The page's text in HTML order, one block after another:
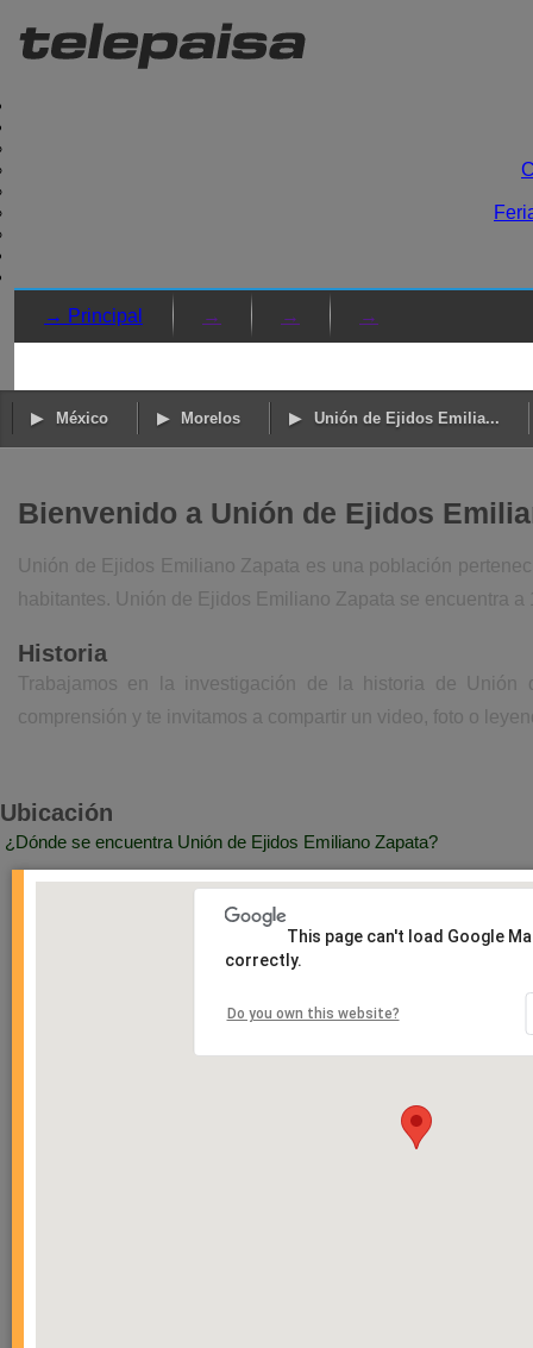
→ Principal → → →
México Morelos Unión de Ejidos Emilia...
Bienvenido a Unión de Ejidos
Unión de Ejidos Emiliano Zapata es una población
habitantes. Unión de Ejidos Emiliano Zapata se encuentra
Historia
Trabajamos en la investigación de la historia de Unión
comprensión y te invitamos a compartir un video, foto o
Ubicación
¿Dónde se encuentra Unión de Ejidos Emiliano Zapata?
This page can't load Google
correctly.
Do you own this website?